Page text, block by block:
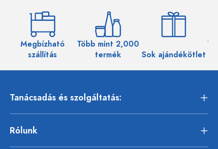
Megbízható
szállítás
Több mint 2,000
termék
Sok ajándékötlet
Tanácsadás és szolgáltatás:
Rólunk